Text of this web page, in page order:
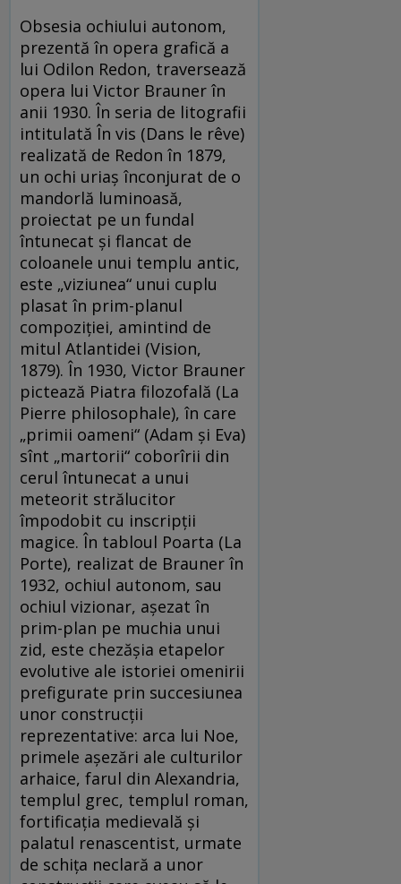
Obsesia ochiului autonom,
prezentă în opera grafică a
lui Odilon Redon, traversează
opera lui Victor Brauner în
anii 1930. În seria de litografii
intitulată În vis (Dans le rêve)
realizată de Redon în 1879,
un ochi uriaș înconjurat de o
mandorlă luminoasă,
proiectat pe un fundal
întunecat și flancat de
coloanele unui templu antic,
este „viziunea“ unui cuplu
plasat în prim-planul
compoziției, amintind de
mitul Atlantidei (Vision,
1879). În 1930, Victor Brauner
pictează Piatra filozofală (La
Pierre philosophale), în care
„primii oameni“ (Adam și Eva)
sînt „martorii“ coborîrii din
cerul întunecat a unui
meteorit strălucitor
împodobit cu inscripții
magice. În tabloul Poarta (La
Porte), realizat de Brauner în
1932, ochiul autonom, sau
ochiul vizionar, așezat în
prim-plan pe muchia unui
zid, este chezășia etapelor
evolutive ale istoriei omenirii
prefigurate prin succesiunea
unor construcții
reprezentative: arca lui Noe,
primele așezări ale culturilor
arhaice, farul din Alexandria,
templul grec, templul roman,
fortificația medievală și
palatul renascentist, urmate
de schița neclară a unor